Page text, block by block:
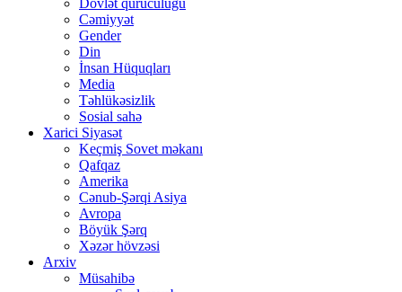
Dövlət quruculuğu
Cəmiyyət
Gender
Din
İnsan Hüquqları
Media
Təhlükəsizlik
Sosial sahə
Xarici Siyasət
Keçmiş Sovet məkanı
Qafqaz
Amerika
Cənub-Şərqi Asiya
Avropa
Böyük Şərq
Xəzər hövzəsi
Arxiv
Müsahibə